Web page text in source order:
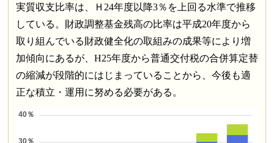
実質収支比率は、Ｈ24年度以降3％を上回る水準で推移
している。財政調整基金残高の比率は平成20年度から
取り組んでいる財政健全化の取組みの成果等により増
加傾向にあるが、H25年度から普通交付税の合併算定替
の縮減が段階的にはじまっていることから、今後も適
正な積立・運用に努める必要がある。